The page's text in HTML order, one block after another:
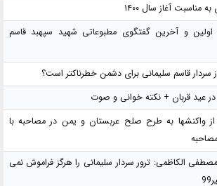
مناسبت آغاز سال ۱۴۰۰
و آخرین گفتگوی مطبوعاتی شهید سپهبد قاسم
سردار قاسم سلیمانی برای دشمن خطرناکتر است؟
در عید قربان + نکته خوانی و صوت
از واکنشها به طرح صلح عربستان و یمن در مصاحبه با
الکاظمی: ترور سردار سلیمانی را هرگز فراموش نمی